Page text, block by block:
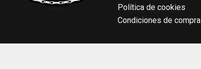
Política de cookies
Condiciones de compra